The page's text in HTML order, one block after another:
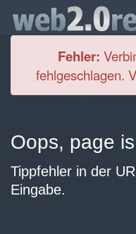
Fehler:
fehlgeschlagen.
Oops, page
Tippfehler in der
Eingabe.